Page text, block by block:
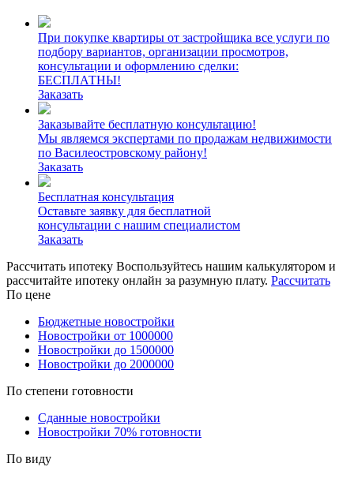
При покупке квартиры от застройщика все услуги по
подбору вариантов, организации просмотров,
консультации и оформлению сделки:
БЕСПЛАТНЫ!
Заказать
Заказывайте бесплатную консультацию!
Мы являемся экспертами по продажам недвижимости
по Василеостровскому району!
Заказать
Бесплатная консультация
Оставьте заявку для бесплатной
консультации с нашим специалистом
Заказать
Рассчитать ипотеку Воспользуйтесь нашим калькулятором и
рассчитайте ипотеку онлайн за разумную плату. Рассчитать
По цене
Бюджетные новостройки
Новостройки от 1000000
Новостройки до 1500000
Новостройки до 2000000
По степени готовности
Сданные новостройки
Новостройки 70% готовности
По виду